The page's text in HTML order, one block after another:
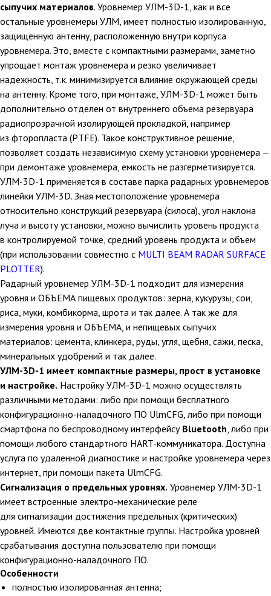
сыпучих материалов. Уровнемер УЛМ-3D-1, как и все
остальные уровнемеры УЛМ, имеет полностью изолированную,
защищенную антенну, расположенную внутри корпуса
уровнемера. Это, вместе с компактными размерами, заметно
упрощает монтаж уровнемера и резко увеличивает
надежность, т.к. минимизируется влияние окружающей среды
на антенну. Кроме того, при монтаже, УЛМ-3D-1 может быть
дополнительно отделен от внутреннего объема резервуара
радиопрозрачной изолирующей прокладкой, например
из фторопласта (PTFE). Такое конструктивное решение,
позволяет создать независимую схему установки уровнемера —
при демонтаже уровнемера, емкость не разгерметизируется.
УЛМ-3D-1 применяется в составе парка радарных уровнемеров
линейки УЛМ-3D. Зная местоположение уровнемера
относительно конструкций резервуара (силоса), угол наклона
луча и высоту установки, можно вычислить уровень продукта
в контролируемой точке, средний уровень продукта и объем
(при использовании совместно с MULTI BEAM RADAR SURFACE
PLOTTER).
Радарный уровнемер УЛМ-3D-1 подходит для измерения
уровня и ОБЪЕМА пищевых продуктов: зерна, кукурузы, сои,
риса, муки, комбикорма, шрота и так далее. А так же для
измерения уровня и ОБЪЕМА, и непищевых сыпучих
материалов: цемента, клинкера, руды, угля, щебня, сажи, песка,
минеральных удобрений и так далее.
УЛМ-3D-1 имеет компактные размеры, прост в установке
и настройке. Настройку УЛМ-3D-1 можно осуществлять
различными методами: либо при помощи бесплатного
конфигурационно-наладочного ПО UlmCFG, либо при помощи
смартфона по беспроводному интерфейсу Bluetooth, либо при
помощи любого стандартного HART-коммуникатора. Доступна
услуга по удаленной диагностике и настройке уровнемера через
интернет, при помощи пакета UlmCFG.
Сигнализация о предельных уровнях. Уровнемер УЛМ-3D-1
имеет встроенные электро-механические реле
для сигнализации достижения предельных (критических)
уровней. Имеются две контактные группы. Настройка уровней
срабатывания доступна пользователю при помощи
конфигурационно-наладочного ПО.
Особенности
полностью изолированная антенна;